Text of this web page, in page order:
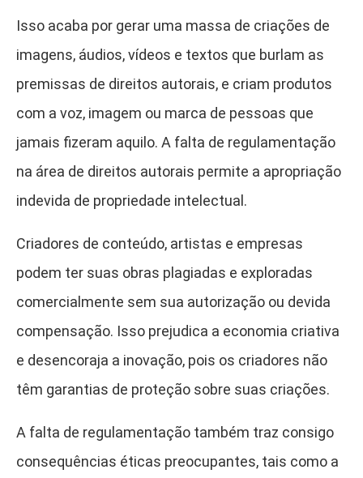
Isso acaba por gerar uma massa de criações de
imagens, áudios, vídeos e textos que burlam as
premissas de direitos autorais, e criam produtos
com a voz, imagem ou marca de pessoas que
jamais fizeram aquilo. A falta de regulamentação
na área de direitos autorais permite a apropriação
indevida de propriedade intelectual.
Criadores de conteúdo, artistas e empresas
podem ter suas obras plagiadas e exploradas
comercialmente sem sua autorização ou devida
compensação. Isso prejudica a economia criativa
e desencoraja a inovação, pois os criadores não
têm garantias de proteção sobre suas criações.
A falta de regulamentação também traz consigo
consequências éticas preocupantes, tais como a